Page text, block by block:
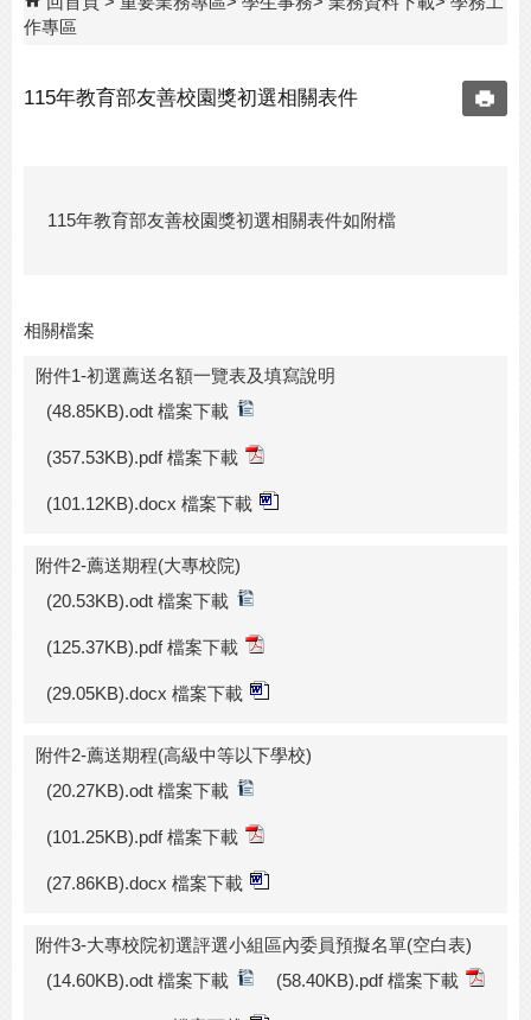
作專區
115年教育部友善校園獎初選相關表件
115年教育部友善校園獎初選相關表件如附檔
相關檔案
附件1-初選薦送名額一覽表及填寫說明
(48.85KB).odt 檔案下載
(357.53KB).pdf 檔案下載
(101.12KB).docx 檔案下載
附件2-薦送期程(大專校院)
(20.53KB).odt 檔案下載
(125.37KB).pdf 檔案下載
(29.05KB).docx 檔案下載
附件2-薦送期程(高級中等以下學校)
(20.27KB).odt 檔案下載
(101.25KB).pdf 檔案下載
(27.86KB).docx 檔案下載
附件3-大專校院初選評選小組區內委員預擬名單(空白表)
(14.60KB).odt 檔案下載
(58.40KB).pdf 檔案下載